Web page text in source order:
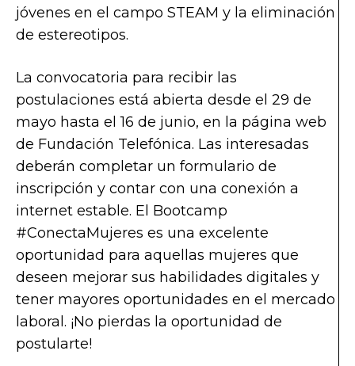
jóvenes en el campo STEAM y la eliminación
de estereotipos.
La convocatoria para recibir las
postulaciones está abierta desde el 29 de
mayo hasta el 16 de junio, en la página web
de Fundación Telefónica. Las interesadas
deberán completar un formulario de
inscripción y contar con una conexión a
internet estable. El Bootcamp
#ConectaMujeres es una excelente
oportunidad para aquellas mujeres que
deseen mejorar sus habilidades digitales y
tener mayores oportunidades en el mercado
laboral. ¡No pierdas la oportunidad de
postularte!